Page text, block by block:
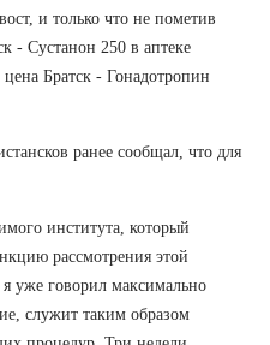
и только что не пометив
- Сустанон 250 в аптеке
Братск - Гонадотропин
ранее сообщал, что для
института, который
рассмотрения этой
уже говорил максимально
служит таким образом